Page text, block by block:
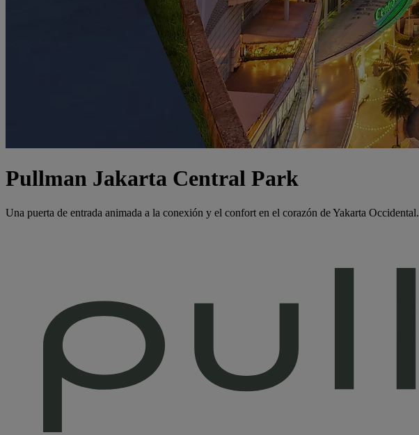
Pullman Jakarta Central Park
Una puerta de entrada animada a la conexión y el confort en el corazón de Yakarta Occidental.